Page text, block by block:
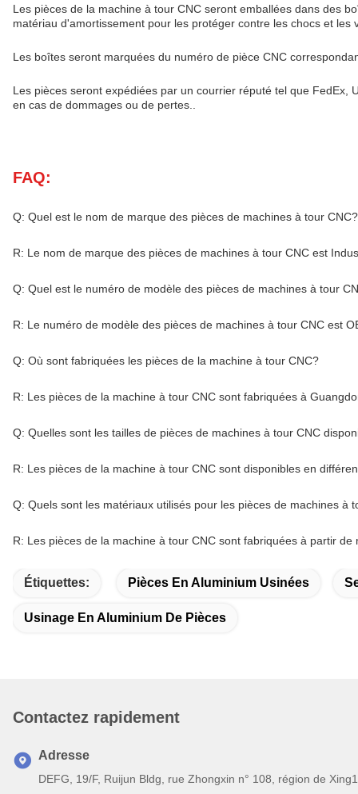
Les pièces de la machine à tour CNC seront emballées dans des
matériau d'amortissement pour les protéger contre les chocs et les
Les boîtes seront marquées du numéro de pièce CNC
Les pièces seront expédiées par un courrier réputé tel que
en cas de dommages ou de pertes..
FAQ:
Q: Quel est le nom de marque des pièces de machines à tour CNC?
R: Le nom de marque des pièces de machines à tour CNC est
Q: Quel est le numéro de modèle des pièces de machines à tour
R: Le numéro de modèle des pièces de machines à tour CNC est
Q: Où sont fabriquées les pièces de la machine à tour CNC?
R: Les pièces de la machine à tour CNC sont fabriquées à
Q: Quelles sont les tailles de pièces de machines à tour CNC
R: Les pièces de la machine à tour CNC sont disponibles en
Q: Quels sont les matériaux utilisés pour les pièces de machines à
R: Les pièces de la machine à tour CNC sont fabriquées à partir
Étiquettes: Pièces En Aluminium Usinées
Usinage En Aluminium De Pièces
Contactez rapidement
Adresse
DEFG, 19/F, Ruijun Bldg, rue Zhongxin n° 108, région de